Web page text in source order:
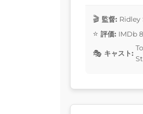
監督: Ridley
評価: IMDb
キャスト: